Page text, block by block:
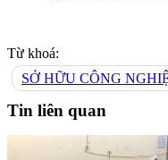
Từ khoá:
SỞ HỮU CÔNG
Tin liên quan